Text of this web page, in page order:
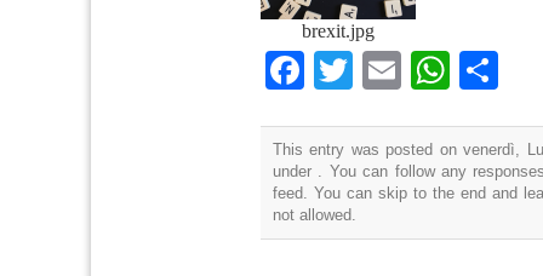
brexit.jpg
Facebook
TwitterEmail
This entry was posted on venerdì,
under . You can follow any
feed. You can skip to the end and
not allowed.